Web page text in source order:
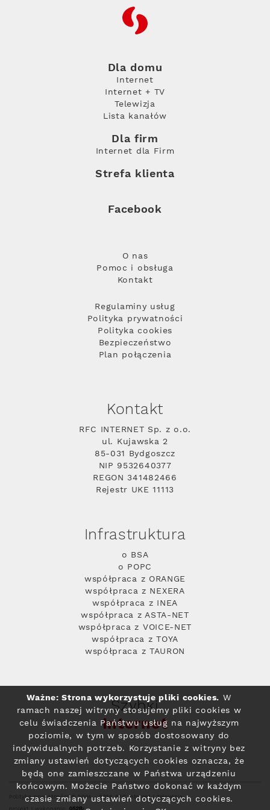
RFC
Dla domu
Internet
Internet + TV
Telewizja
Lista kanałów
Dla firm
Internet dla Firm
Strefa klienta
Facebook
O nas
Pomoc i obsługa
Kontakt
Regulaminy usług
Polityka prywatności
Polityka cookies
Bezpieczeństwo
Plan połączenia
Kontakt
RFC INTERNET Sp. z o.o.
ul. Kujawska 2
85-031 Bydgoszcz
NIP 9532640377
REGON 341482466
Rejestr UKE 11113
Infrastruktura
o BSA
o POPC
współpraca z ORANGE
współpraca z NEXERA
współpraca z INEA
współpraca z ASTA-NET
współpraca z VOICE-NET
współpraca z TOYA
współpraca z TAURON
Szybki
Internet
Polityka prywatności© 2004 - 2026 RFC Internet i Telewizja
Ważne: Strona wykorzystuje pliki cookies. W
ramach naszej witryny stosujemy pliki cookies w
celu świadczenia Państwu usług na najwyższym
poziomie, w tym w sposób dostosowany do
indywidualnych potrzeb. Korzystanie z witryny bez
zmiany ustawień dotyczących cookies oznacza, że
będą one zamieszczane w Państwa urządzeniu
końcowym. Możecie Państwo dokonać w każdym
czasie zmiany ustawień dotyczących cookies.